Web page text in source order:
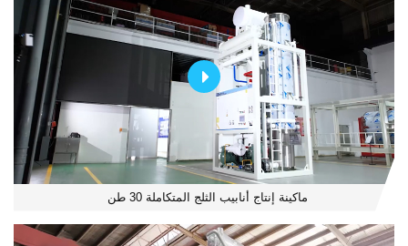
ماكينة إنتاج أنابيب الثلج المتكاملة 30 طن